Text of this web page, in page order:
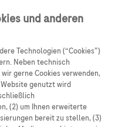
0
Artikel
Ergebnisse für:
und anderen
Technologien (“Cookies”)
Neben technisch
gerne Cookies verwenden,
genutzt wird
(2) um Ihnen erweiterte
bereit zu stellen, (3)